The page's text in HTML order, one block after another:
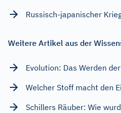
Russisch-japanischer
Weitere Artikel aus der
Evolution: Das Werden
Welcher Stoff macht den
Schillers Räuber: Wie